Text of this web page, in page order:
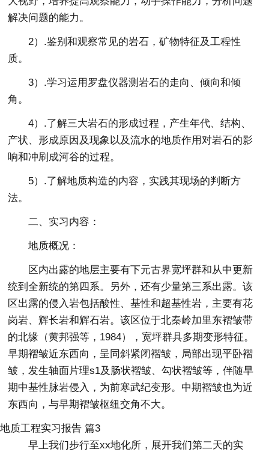
解决问题的能力。
2）.鉴别和观察常见的岩石，矿物特征及工程性
质。
3）.学习运用罗盘仪器测岩石的走向、倾向和倾
角。
4）.了解三大岩石的形成过程，产生年代、结构、
产状、形成原因及现象以及流水的地质作用对岩石的影
响和冲刷成河谷的过程。
5）.了解地质构造的内容，实践其现场的判断方
法。
二、实习内容：
地质概况：
区内出露的地层主要有下元古界宽坪群和从中更新
统到全新统的第四系。另外，还有少量第三系出露。该
区出露的侵入岩包括酸性、基性和超基性岩，主要有花
岗岩、辉长岩和辉石岩。该区位于北秦岭加里东褶皱带
的北缘（黄邦强等，1984），宽坪群具多期变形特征。
早期褶皱近东西向，呈同斜紧闭褶皱，局部出现平卧褶
皱，发生轴面片理s1及肠状褶皱、勾状褶皱等，伴随早
期中基性脉岩侵入，为前寒武纪变形。中期褶皱也为近
东西向，与早期褶皱枢纽交角不大。
地质工程实习报告 篇3
早上我们步行至xx地化所，展开我们第二天的实